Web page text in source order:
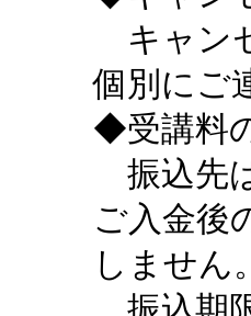
キャン
個別にご
◆受講料
振込先
ご入金後
しません。
振込期